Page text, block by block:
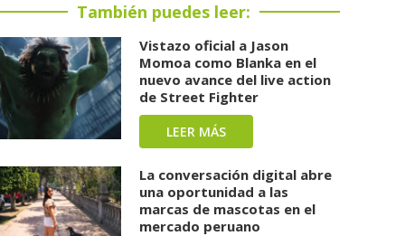
También puedes leer:
Vistazo oficial a Jason
Momoa como Blanka en el
nuevo avance del live action
de Street Fighter
LEER MÁS
La conversación digital abre
una oportunidad a las
marcas de mascotas en el
mercado peruano